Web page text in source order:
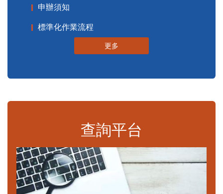
申辦須知
標準化作業流程
更多
查詢平台